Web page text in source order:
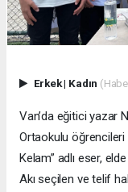
Erkek| Kadın
Van’da eğitici yazar
Ortaokulu öğrencileri
Kelam” adlı eser,
Akı seçilen ve telif